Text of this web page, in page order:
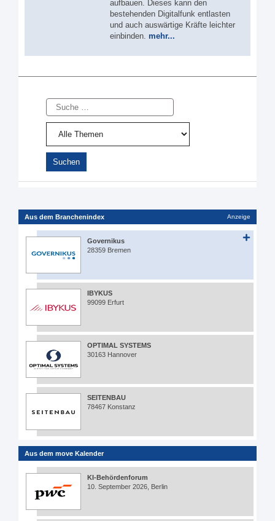
aufbauen. Dieses kann den
bestehenden Digitalfunk entlasten
und auch auswärtige Kräfte leichter
einbinden. mehr...
Suche
Aus dem Branchenindex Anzeige
Governikus
28359 Bremen
IBYKUS
99099 Erfurt
OPTIMAL SYSTEMS
30163 Hannover
SEITENBAU
78467 Konstanz
Aus dem move Kalender
KI-Behördenforum
10. September 2026, Berlin